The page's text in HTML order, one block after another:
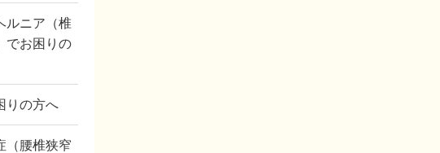
ルニア（椎
でお困りの
りの方へ
（腰椎狭窄